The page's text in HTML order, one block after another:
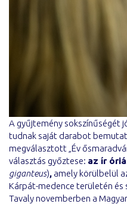
A gyűjtemény sokszínűségét
tudnak saját darabot
megválasztott „Év
választás győztese: az ír
giganteus), amely körülbelül
Kárpát-medence területén és
Tavaly novemberben a